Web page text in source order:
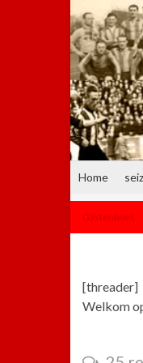
Home
Gastenboek
[threader]
Welkom